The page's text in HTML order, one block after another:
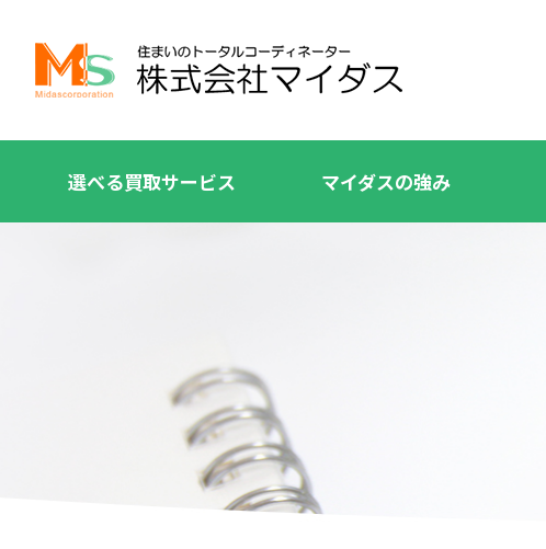
選べる買取サービス マイダスの強み